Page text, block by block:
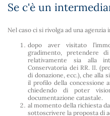
Se c'è un
Nel caso ci si rivolga ad una agenzia
dopo aver visitato
gradimento, pretendere
relativamente sia alla
Conservatoria dei RR. II.
di donazione, ecc.), che alla
il profilo della concessione
chiedendo di poter
documentazione catastale.
al momento della richiesta
sottoscrivere la proposta di